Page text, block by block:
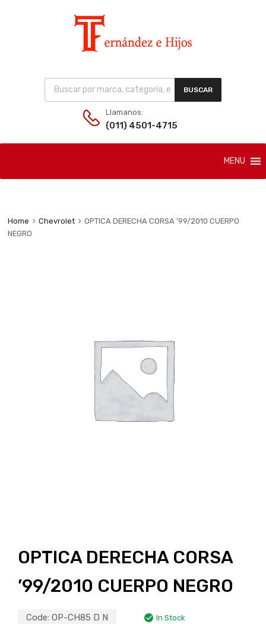
Products search BUSCAR
Llamanos:
(011) 4501-4715
content
MENU
Home Chevrolet
OPTICA DERECHA CORSA ’99/2010 CUERPO
NEGRO
OPTICA DERECHA CORSA
’99/2010 CUERPO NEGRO
Code: OP-CH85 D N In Stock